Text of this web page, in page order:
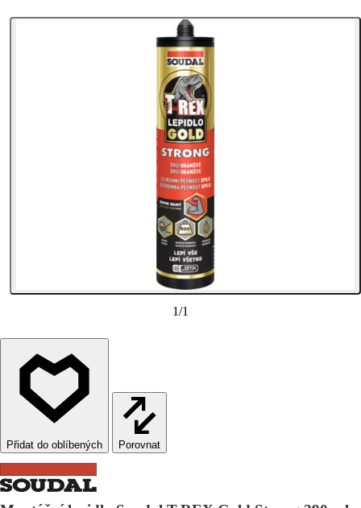
1/1
Porovnat